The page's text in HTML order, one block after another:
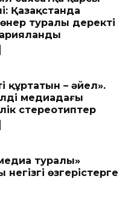
Қазақстанда
туралы деректі
құртатын – әйел».
медиадағы
стереотиптер
туралы»
негізгі өзгерістерге